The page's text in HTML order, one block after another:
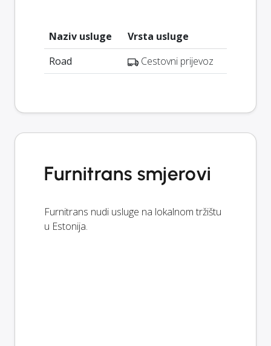
Naziv usluge
Vrsta usluge
Road
Cestovni prijevoz
Furnitrans smjerovi
Furnitrans nudi usluge na lokalnom tržištu
u Estonija.